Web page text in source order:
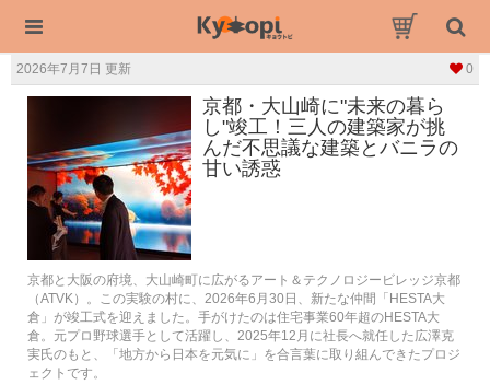
2026年7月7日 更新 0
京都・大山崎に"未来の暮ら
し"竣工！三人の建築家が挑
んだ不思議な建築とバニラの
甘い誘惑
京都と大阪の府境、大山崎町に広がるアート＆テクノロジービレッジ京都
（ATVK）。この実験の村に、2026年6月30日、新たな仲間「HESTA大
倉」が竣工式を迎えました。手がけたのは住宅事業60年超のHESTA大
倉。元プロ野球選手として活躍し、2025年12月に社長へ就任した広澤克
実氏のもと、「地方から日本を元気に」を合言葉に取り組んできたプロジ
ェクトです。